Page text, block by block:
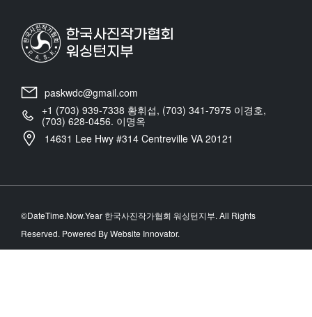
paskwdc@gmail.com
+1 (703) 939-7338 황휘섭, (703) 341-7975 이경호,
(703) 628-0456. 이명옥
14631 Lee Hwy #314 Centreville VA 20121
©DateTime.Now.Year 한국사진작가협회 워싱턴지부. All Rights
Reserved. Powered By Website Innovator.